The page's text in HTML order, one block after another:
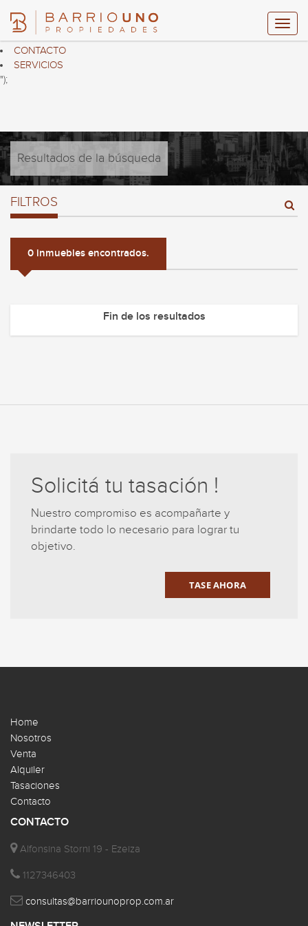
HOME
PROPIEDADES
CONTACTO
SERVICIOS
");
Resultados de la búsqueda
FILTROS
0 inmuebles encontrados.
Fin de los resultados
Solicitá tu tasación !
Nuestro compromiso es acompañarte y
brindarte todo lo necesario para lograr tu
objetivo.
TASE AHORA
Home
Nosotros
Venta
Alquiler
Tasaciones
Contacto
CONTACTO
Alfonsina Storni 19 - Ezeiza
1127346403
consultas@barriounoprop.com.ar